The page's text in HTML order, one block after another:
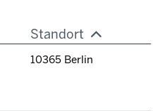
Standort
10365 Berlin